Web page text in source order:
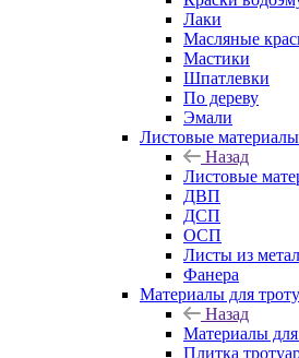
Лаки
Масляные
Мастики
Шпатлевки
По дереву
Эмали
Листовые материалы
Назад
Листовые
ДВП
ДСП
ОСП
Листы из
Фанера
Материалы для
Назад
Материалы для
Плитка